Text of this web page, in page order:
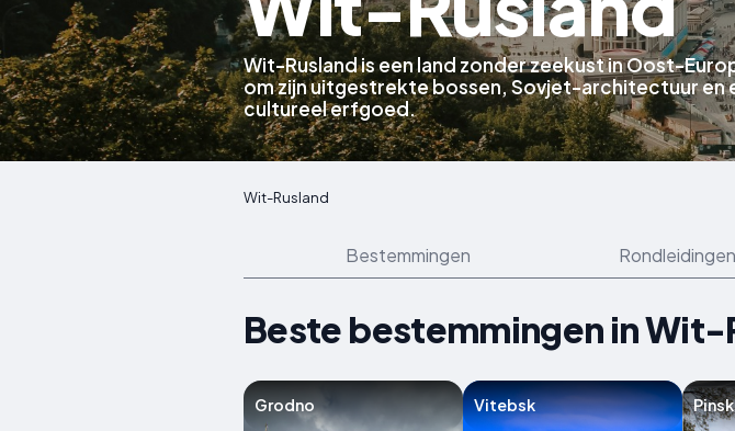
Wit-Rusland is een land zonder zeekust in Oost-
om zijn uitgestrekte bossen, Sovjet-architectuur en
cultureel erfgoed.
Wit-Rusland
Bestemmingen
Beste bestemmingen in Wit-
Grodno Vitebsk Pinsk